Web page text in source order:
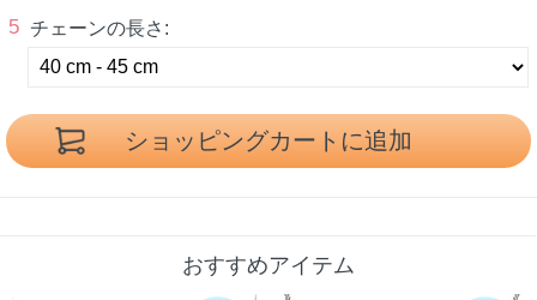
5 チェーンの長さ:
おすすめアイテム